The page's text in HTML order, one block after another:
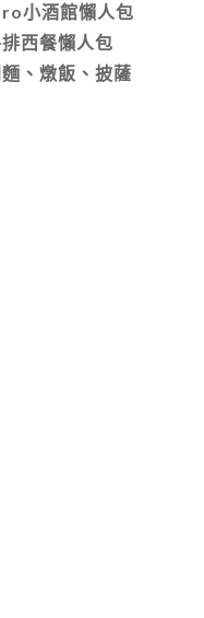
小酒館懶人包
西餐懶人包
、燉飯、披薩